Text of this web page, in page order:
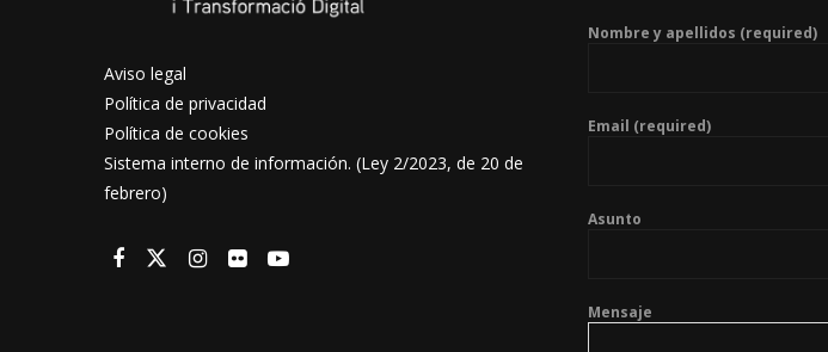
Aviso legal
Política de privacidad
Política de cookies
Sistema interno de información. (Ley 2/2023, de 20 de
febrero)
Nombre y apellidos (required)
Email (required)
Asunto
Mensaje